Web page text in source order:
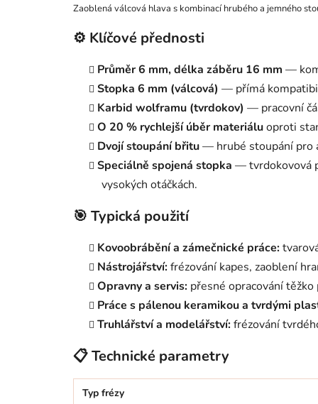
Zaoblená válcová hlava s kombinací hrubého a jemného
⚙️ Klíčové přednosti
Průměr 6 mm, délka záběru 16 mm —
Stopka 6 mm (válcová) — přímá
Karbid wolframu (tvrdokov) — pracovní
O 20 % rychlejší úběr materiáluoproti
Dvojí stoupání břitu— hrubé stoupání pro
Speciálně spojená stopka — tvrdokovová
vysokých otáčkách.
🎯 Typická použití
Kovoobrábění a zámečnické práce:
Nástrojářství:frézování kapes, zaoblení
Opravny a servis: přesné opracování
Práce s pálenou keramikou a tvrdými
Truhlářství a modelářství:frézování
📋 Technické parametry
Typ frézy